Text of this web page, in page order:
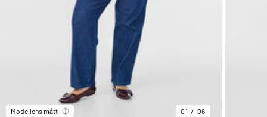
Modellens mått 01 06